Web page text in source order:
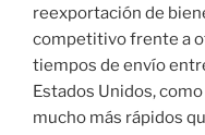
reexportación de
competitivo frente a
tiempos de envío
Estados Unidos,
mucho más rápidos